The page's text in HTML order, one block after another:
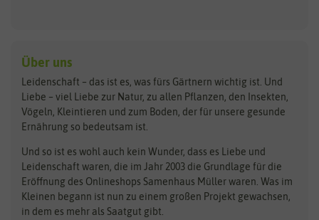
Kräutersamen
Obstsamen
Pilzbrut
Rasensamen
Steckzwiebeln
Zimmer & Kübelpflanzen
Kataloge
Schnäppchen
Anzucht & Gartenzubehör
Benary
Bingenheimer Saatgut
BioBalu
Bionana
BIOWOL
Blumicorn
Bûten Birds
Dürr-Samen
elho
Feldsaaten Freudenberger
Fertil
Flora Elite
Über uns
Leidenschaft – das ist es, was fürs Gärtnern wichtig ist. Und
Liebe – viel Liebe zur Natur, zu allen Pflanzen, den Insekten,
Vögeln, Kleintieren und zum Boden, der für unsere gesunde
Ernährung so bedeutsam ist.
Und so ist es wohl auch kein Wunder, dass es Liebe und
Leidenschaft waren, die im Jahr 2003 die Grundlage für die
Eröffnung des Onlineshops Samenhaus Müller waren. Was im
Kleinen begann ist nun zu einem großen Projekt gewachsen,
in dem es mehr als Saatgut gibt.